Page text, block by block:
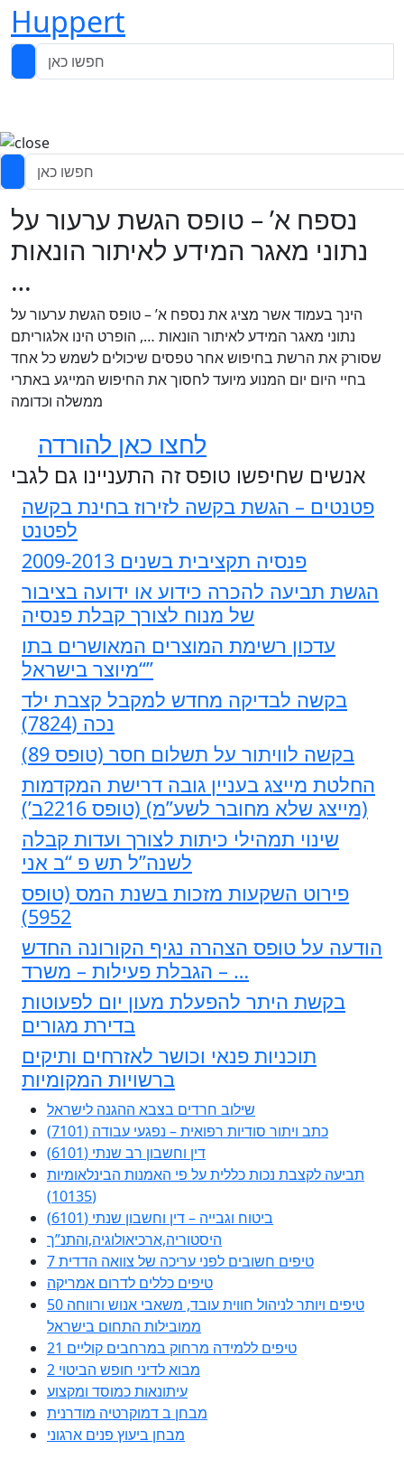
Huppert
נספח א’ – טופס הגשת ערעור על
נתוני מאגר המידע לאיתור הונאות
…
הינך בעמוד אשר מציג את נספח א’ – טופס הגשת ערעור על
נתוני מאגר המידע לאיתור הונאות …, הופרט הינו אלגוריתם
שסורק את הרשת בחיפוש אחר טפסים שיכולים לשמש כל אחד
בחיי היום יום המנוע מיועד לחסוך את החיפוש המייגע באתרי
ממשלה וכדומה
לחצו כאן להורדה
אנשים שחיפשו טופס זה התעניינו גם לגבי
פטנטים – הגשת בקשה לזירוז בחינת בקשה
לפטנט
פנסיה תקציבית בשנים 2009-2013
הגשת תביעה להכרה כידוע או ידועה בציבור
של מנוח לצורך קבלת פנסיה
עדכון רשימת המוצרים המאושרים בתו
“מיוצר בישראל”
בקשה לבדיקה מחדש למקבל קצבת ילד
נכה (7824)
בקשה לוויתור על תשלום חסר (טופס 89)
החלטת מייצג בעניין גובה דרישת המקדמות
(מייצג שלא מחובר לשע”מ) (טופס 2216ב’)
שינוי תמהילי כיתות לצורך ועדות קבלה
לשנה”ל תש פ “ב אני
פירוט השקעות מזכות בשנת המס (טופס
5952)
הודעה על טופס הצהרה נגיף הקורונה החדש
– הגבלת פעילות – משרד …
בקשת היתר להפעלת מעון יום לפעוטות
בדירת מגורים
תוכניות פנאי וכושר לאזרחים ותיקים
ברשויות המקומיות
שילוב חרדים בצבא ההגנה לישראל
כתב ויתור סודיות רפואית – נפגעי עבודה (7101)
דין וחשבון רב שנתי (6101)
תביעה לקצבת נכות כללית על פי האמנות הבינלאומיות
(10135)
ביטוח וגבייה – דין וחשבון שנתי (6101)
היסטוריה,ארכיאולוגיה,והתנ”ך
7 טיפים חשובים לפני עריכה של צוואה הדדית
טיפים כללים לדרום אמריקה
50 טיפים ויותר לניהול חווית עובד, משאבי אנוש ורווחה
ממובילות התחום בישראל
21 טיפים ללמידה מרחוק במרחבים קוליים
מבוא לדיני חופש הביטוי 2
עיתונאות כמוסד ומקצוע
מבחן ב דמוקרטיה מודרנית
מבחן ביעוץ פנים ארגוני